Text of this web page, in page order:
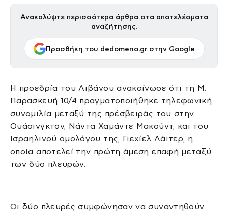
Ανακαλύψτε περισσότερα άρθρα στα αποτελέσματα
αναζήτησης.
Προσθήκη του dedomeno.gr στην Google
Η προεδρία του Λιβάνου ανακοίνωσε ότι τη Μ.
Παρασκευή 10/4 πραγματοποιήθηκε τηλεφωνική
συνομιλία μεταξύ της πρέσβειράς του στην
Ουάσινγκτον, Νάντα Χαμάντε Μακούντ, και του
Ισραηλινού ομολόγου της, Γιεχίελ Λάιτερ, η
οποία αποτελεί την πρώτη άμεση επαφή μεταξύ
των δύο πλευρών.
Οι δύο πλευρές συμφώνησαν να συναντηθούν